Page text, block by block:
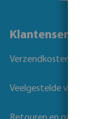
Klantenservice
Verzendkosten
Veelgestelde vragen